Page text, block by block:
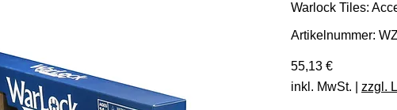
Warlock Tiles:
Artikelnummer:
55,13 €Preis
inkl. MwSt.
zzgl.